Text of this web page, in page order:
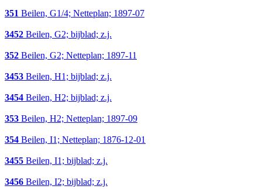
351 Beilen, G1/4; Netteplan; 1897-07
3452 Beilen, G2; bijblad; z.j.
352 Beilen, G2; Netteplan; 1897-11
3453 Beilen, H1; bijblad; z.j.
3454 Beilen, H2; bijblad; z.j.
353 Beilen, H2; Netteplan; 1897-09
354 Beilen, I1; Netteplan; 1876-12-01
3455 Beilen, I1; bijblad; z.j.
3456 Beilen, I2; bijblad; z.j.